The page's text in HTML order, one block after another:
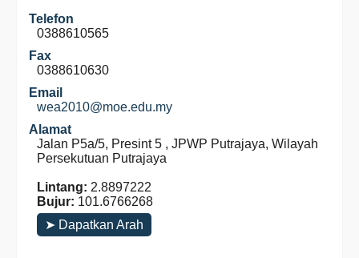
Telefon
0388610565
Fax
0388610630
Email
wea2010@moe.edu.my
Alamat
Jalan P5a/5, Presint 5 , JPWP Putrajaya, Wilayah
Persekutuan Putrajaya
Lintang: 2.8897222
Bujur: 101.6766268
➤ Dapatkan Arah